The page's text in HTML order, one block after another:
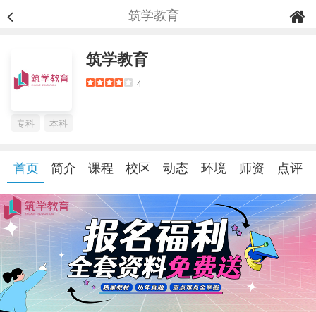
筑学教育
筑学教育
4
专科 本科
首页 简介 课程 校区 动态 环境 师资 点评